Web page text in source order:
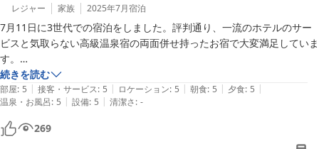
これからも四季折々の風情をお楽しみに、東郷さん４１６様のまた
のご来館をスタッフ一同心よりお待ち申し上げます。
日々サービス向上に努めてまいりますので今後とも何卒お引き立て
の程宜しくお願い申し上げます。
ご投稿ありがとうございました。
2025-08-16
レジャー 家族 2025年7月宿泊
7月11日に3世代での宿泊をしました。評判通り、一流のホテルのサー
ビスと気取らない高級温泉宿の両面併せ持ったお宿で大変満足していま
す。
美味しいとお料理、良質な温泉もちろんですが、1番はスタッフの細や
かな気遣い、ホスピタリティーの精神が行き届いていると感じました。
リピータのお客様が多くいらしたようで、流石と納得です。また紅葉の
続きを読む
部屋: 5 | 接客・サービス: 5 | ロケーション: 5 | 朝食: 5 | 夕食: 5 |
温泉・お風呂: 5 | 設備: 5 | 清潔さ: -
269